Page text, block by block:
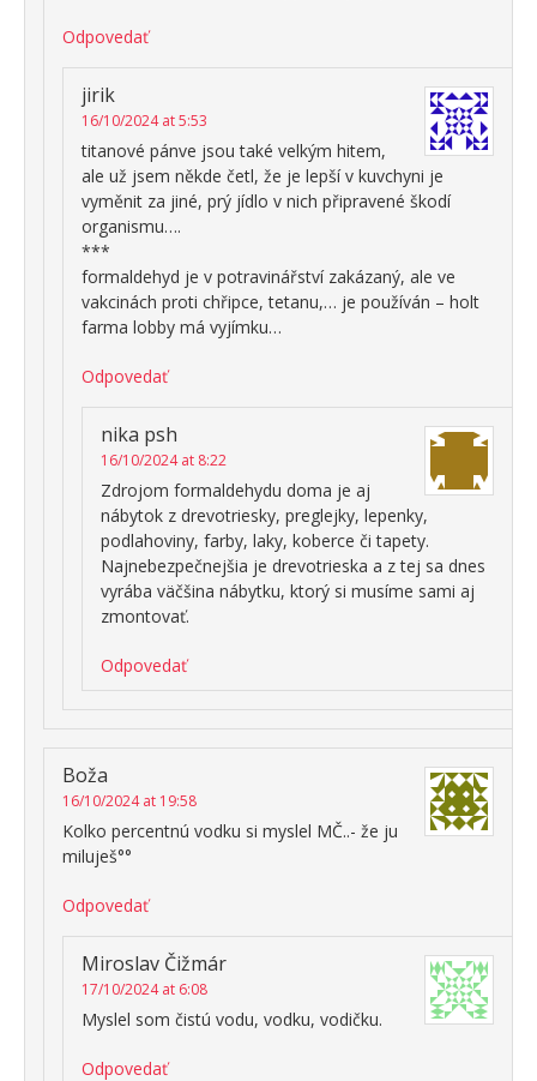
Odpovedať
jirik
16/10/2024 at 5:53
titanové pánve jsou také velkým hitem,
ale už jsem někde četl, že je lepší v kuvchyni je
vyměnit za jiné, prý jídlo v nich připravené škodí
organismu….
***
formaldehyd je v potravinářství zakázaný, ale ve
vakcinách proti chřipce, tetanu,… je používán – holt
farma lobby má vyjímku…
Odpovedať
nika psh
16/10/2024 at 8:22
Zdrojom formaldehydu doma je aj
nábytok z drevotriesky, preglejky, lepenky,
podlahoviny, farby, laky, koberce či tapety.
Najnebezpečnejšia je drevotrieska a z tej sa dnes
vyrába väčšina nábytku, ktorý si musíme sami aj
zmontovať.
Odpovedať
Boža
16/10/2024 at 19:58
Kolko percentnú vodku si myslel MČ..- že ju
miluješ°°
Odpovedať
Miroslav Čižmár
17/10/2024 at 6:08
Myslel som čistú vodu, vodku, vodičku.
Odpovedať